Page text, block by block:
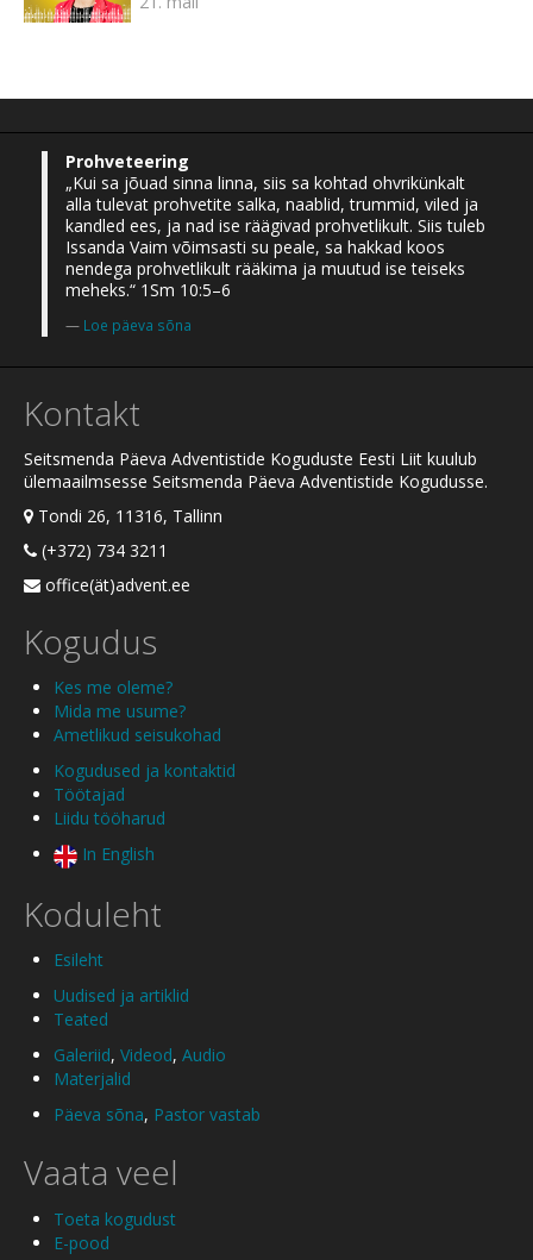
Prohveteering
„Kui sa jõuad sinna linna, siis sa kohtad ohvrikünkalt
alla tulevat prohvetite salka, naablid, trummid, viled ja
kandled ees, ja nad ise räägivad prohvetlikult. Siis tuleb
Issanda Vaim võimsasti su peale, sa hakkad koos
nendega prohvetlikult rääkima ja muutud ise teiseks
meheks.“ 1Sm 10:5–6
Loe päeva sõna
Kontakt
Seitsmenda Päeva Adventistide Koguduste Eesti Liit kuulub
ülemaailmsesse Seitsmenda Päeva Adventistide Kogudusse.
Tondi 26, 11316, Tallinn
(+372) 734 3211
office(ät)advent.ee
Kogudus
Kes me oleme?
Mida me usume?
Ametlikud seisukohad
Kogudused ja kontaktid
Töötajad
Liidu tööharud
In English
Koduleht
Esileht
Uudised ja artiklid
Teated
Galeriid, Videod, Audio
Materjalid
Päeva sõna, Pastor vastab
Vaata veel
Toeta kogudust
E-pood